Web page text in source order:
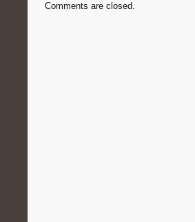
Comments are closed.